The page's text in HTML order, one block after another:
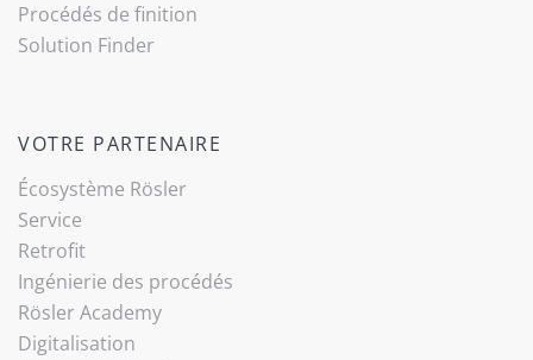
Procédés de finition
Solution Finder
VOTRE PARTENAIRE
Écosystème Rösler
Service
Retrofit
Ingénierie des procédés
Rösler Academy
Digitalisation